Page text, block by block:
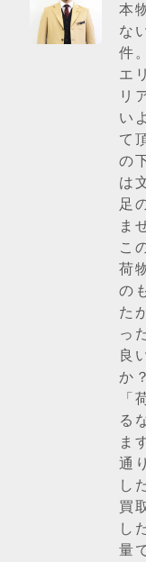
本
な
件。
エ
リ
い
て
の
は
足
ま
こ
荷
の
た
っ
良
か
「
る
ま
通
し
買
し
量